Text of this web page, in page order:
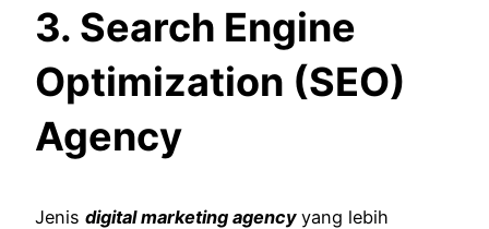
3. Search Engine
Optimization (SEO)
Agency
Jenis digital marketing agency yang lebih